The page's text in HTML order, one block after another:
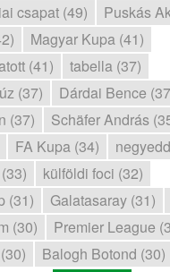
csapat (49)
Puskás
Magyar Kupa (41)
(41)
tabella (37)
(37)
Dárdai Bence
(37)
Schäfer András
FA Kupa (34)
külföldi foci (32)
(31)
Galatasaray (31)
(30)
Premier League
Balogh Botond (30)